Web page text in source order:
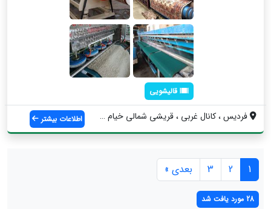
قالیشویی
فردیس ، کانال غربی ، قریشی شمالی خیام شر... اطلاعات بیشتر
1
2
3 بعدی »
28 مورد یافت شد